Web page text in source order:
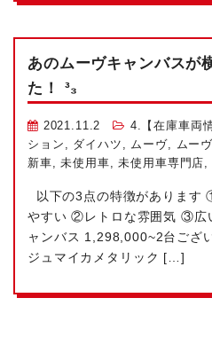
あのムーヴキャンバスが
た！
³₃
2021.11.2 4.【在庫車両
ション
ダイハツ ムーヴ, ムー
新車 ,未使用車 ,未使用車専門店
以下の3点の特徴があります
やすい ②レトロな雰囲気 ③広
ャンバス 1,298,000~2台ござ
ジュマイカメタリック […]